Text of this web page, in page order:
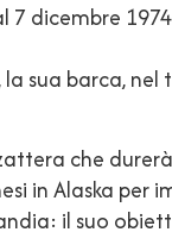
7 dicembre
la sua barca,
che
in Alaska per
il suo